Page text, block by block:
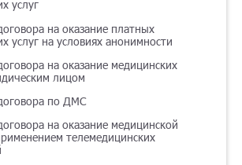
услуг
на оказание платных
услуг на условиях анонимности
на оказание медицинских
лицом
по ДМС
на оказание медицинской
телемедицинских